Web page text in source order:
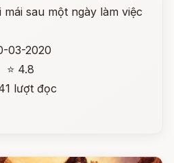
sau một ngày làm việc
03-2020
⭐ 4.8
lượt đọc